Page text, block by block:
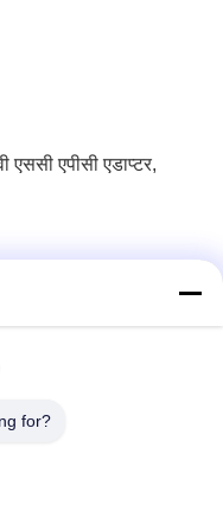
एससी एपीसी एडाप्टर,
गुआनलन लॉन्गहुआ, शेन्ज़ेन चीन
for?